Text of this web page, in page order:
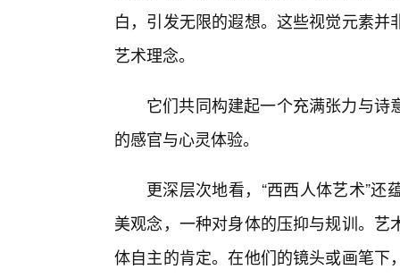
白，引发无限的遐想。这些视觉元素
艺术理念。
它们共同构建起一个充满张力与
的感官与心灵体验。
更深层次地看，“西西人体艺术”
美观念，一种对身体的压抑与规训。
体自主的肯定。在他们的镜头或画笔